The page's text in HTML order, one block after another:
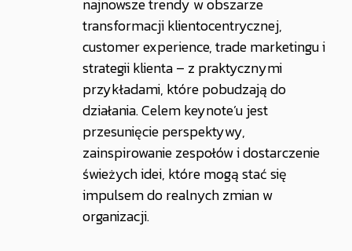
najnowsze trendy w obszarze
transformacji klientocentrycznej,
customer experience, trade marketingu i
strategii klienta – z praktycznymi
przykładami, które pobudzają do
działania. Celem keynote’u jest
przesunięcie perspektywy,
zainspirowanie zespołów i dostarczenie
świeżych idei, które mogą stać się
impulsem do realnych zmian w
organizacji.